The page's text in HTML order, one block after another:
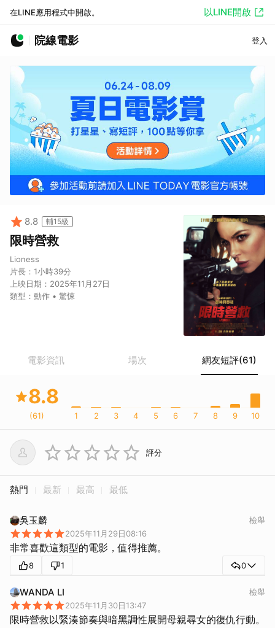
在LINE應用程式中開啟。 以LINE開啟
院線電影 登入
8.8 輔15級
限時營救
Lioness
片長： 1小時39分
上映日期： 2025年11月27日
類型： 動作 • 驚悚
電影資訊 場次 網友短評(61)
8.8
(61) 1 2 3 4 5 6 7 8 9 10
評分
熱門 最新 最高 最低
吳玉麟
2025年11月29日08:16
檢舉
非常喜歡這類型的電影，值得推薦。
8 1 0
WANDA LI
2025年11月30日13:47
檢舉
限時營救以緊湊節奏與暗黑調性展開母親尋女的復仇行動。